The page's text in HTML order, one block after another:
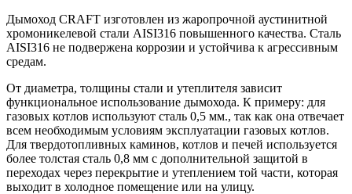
Дымоход CRAFT изготовлен из жаропрочной аустинитной
хромоникелевой стали AISI316 повышенного качества. Сталь
AISI316 не подвержена коррозии и устойчива к агрессивным
средам.
От диаметра, толщины стали и утеплителя зависит
функциональное использование дымохода. К примеру: для
газовых котлов используют сталь 0,5 мм., так как она отвечает
всем необходимым условиям эксплуатации газовых котлов.
Для твердотопливных каминов, котлов и печей используется
более толстая сталь 0,8 мм с дополнительной защитой в
переходах через перекрытие и утеплением той части, которая
выходит в холодное помещение или на улицу.